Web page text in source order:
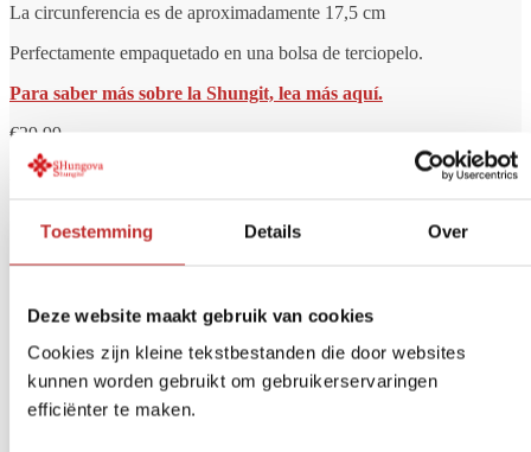
Toestemming Details Over
Deze website maakt gebruik van cookies
Cookies zijn kleine tekstbestanden die door websites
kunnen worden gebruikt om gebruikerservaringen
efficiënter te maken.
La circunferencia es de aproximadamente 17,5 cm
Perfectamente empaquetado en una bolsa de terciopelo.
Para saber más sobre la Shungit, lea más aquí.
€29,99
Agotado
Autorizo a que el propietario de la tienda se ponga en